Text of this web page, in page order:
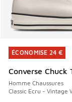
ÉCONOMISE 24 €
Converse Chuck
Homme Chaussures
Classic Ecru - Vintage
ÉCONOMISE 24 €